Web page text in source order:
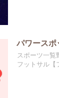
パワースポ
スポーツ一覧
フットサル【